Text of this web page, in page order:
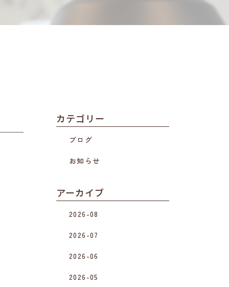
カテゴリー
ブログ
お知らせ
アーカイブ
2026-08
2026-07
2026-06
2026-05